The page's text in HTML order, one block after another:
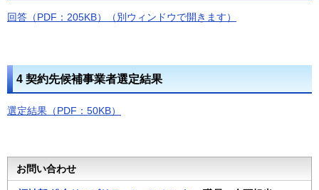
回答（PDF：205KB）（別ウィンドウで開きます）
4 契約先候補事業者選定結果
選定結果（PDF：50KB）
お問い合わせ